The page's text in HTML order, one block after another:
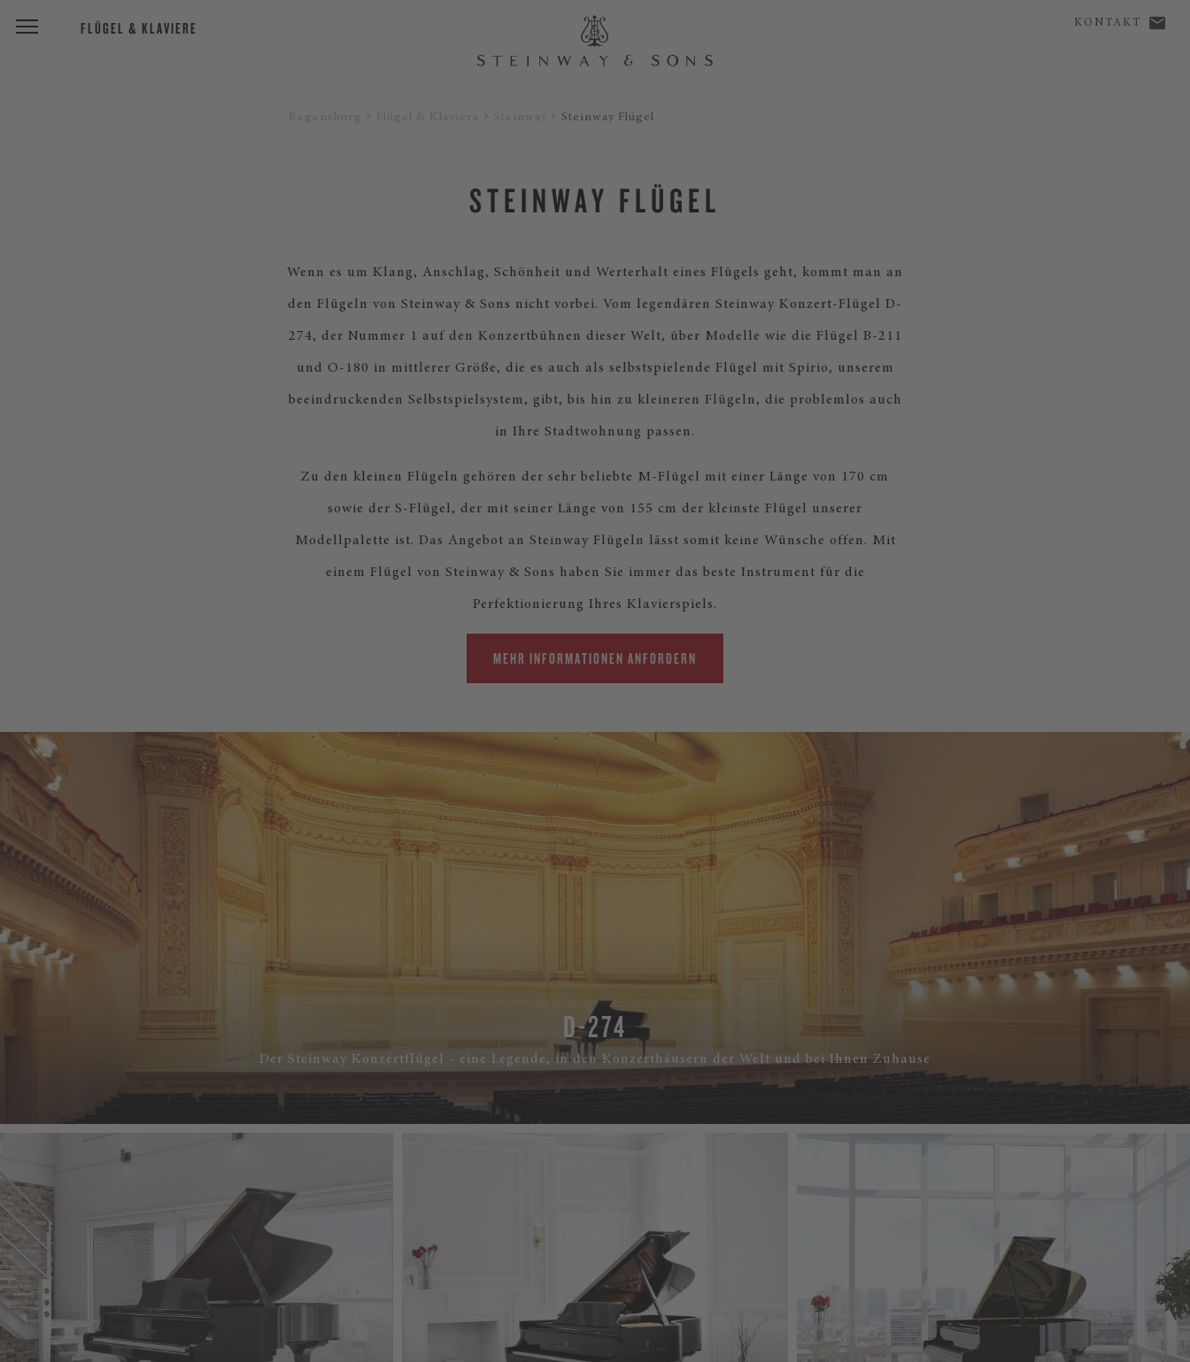
FLÜGEL & KLAVIERE KONTAKT
Steinway Flügel
STEINWAY FLÜGEL
Wenn es um Klang, Anschlag, Schönheit und Werterhalt eines Flügels geht, kommt man an
den Flügeln von Steinway & Sons nicht vorbei. Vom legendären Steinway Konzert-Flügel D-
274, der Nummer 1 auf den Konzertbühnen dieser Welt, über Modelle wie die Flügel B-211
und O-180 in mittlerer Größe, die es auch als selbstspielende Flügel mit Spirio, unserem
beeindruckenden Selbstspielsystem, gibt, bis hin zu kleineren Flügeln, die problemlos auch
in Ihre Stadtwohnung passen.
Zu den kleinen Flügeln gehören der sehr beliebte M-Flügel mit einer Länge von 170 cm
sowie der S-Flügel, der mit seiner Länge von 155 cm der kleinste Flügel unserer
Modellpalette ist. Das Angebot an Steinway Flügeln lässt somit keine Wünsche offen. Mit
einem Flügel von Steinway & Sons haben Sie immer das beste Instrument für die
Perfektionierung Ihres Klavierspiels.
MEHR INFORMATIONEN ANFORDERN
D-274
Der Steinway Konzertflügel - eine Legende, in den Konzerthäusern der Welt und bei Ihnen Zuhause